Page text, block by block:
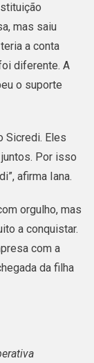
mas saiu
a conta
diferente. A
o suporte
Sicredi. Eles
Por isso
afirma Iana.
orgulho, mas
a conquistar.
com a
da filha